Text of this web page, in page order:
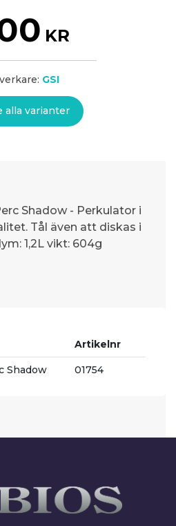
KR
GSI
alla varianter
Shadow - Perkulator i
Tål även att diskas i
1,2L vikt: 604g
Artikelnr
Shadow 01754